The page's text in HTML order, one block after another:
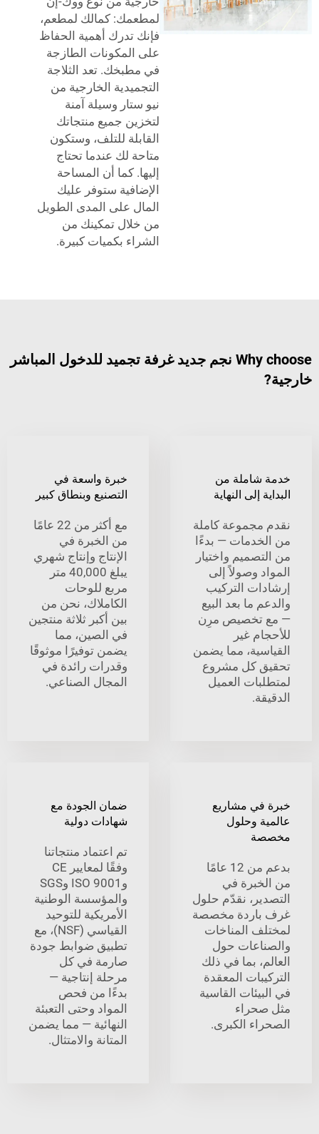
لمطعمك: كمالك لمطعم،
فإنك تدرك أهمية الحفاظ
على المكونات الطازجة
في مطبخك. تعد الثلاجة
التجميدية الخارجية من
نيو ستار وسيلة آمنة
لتخزين جميع منتجاتك
القابلة للتلف، وستكون
متاحة لك عندما تحتاج
إليها. كما أن المساحة
الإضافية ستوفر عليك
المال على المدى الطويل
من خلال تمكينك من
الشراء بكميات كبيرة.
Why choose نجم جديد غرفة تجميد للدخول المباشر
من
إلى النهاية
كاملة
— بدءًا
واختيار
وصولاً إلى
التركيب
ما بعد البيع
تخصيص مرِن
غير
مما يضمن
كل مشروع
العميل
خبرة واسعة في
التصنيع وبنطاق كبير
مع أكثر من 22 عامًا
من الخبرة في
الإنتاج وإنتاج شهري
يبلغ 40,000 متر
مربع للوحات
الكاملاك، نحن من
بين أكبر ثلاثة منتجين
في الصين، مما
يضمن توفيرًا موثوقًا
وقدرات رائدة في
المجال الصناعي.
مشاريع
وحلول
بدعم من 12 عامًا
في
نقدّم حلول
مخصصة
المناخات
حول
بما في ذلك
المعقدة
القاسية
الكبرى.
ضمان الجودة مع
شهادات دولية
تم اعتماد منتجاتنا
وفقًا لمعايير CE
وISO 9001 وSGS
والمؤسسة الوطنية
الأمريكية للتوحيد
القياسي (NSF)، مع
تطبيق ضوابط جودة
صارمة في كل
مرحلة إنتاجية —
بدءًا من فحص
المواد وحتى التعبئة
النهائية — مما يضمن
المتانة والامتثال.